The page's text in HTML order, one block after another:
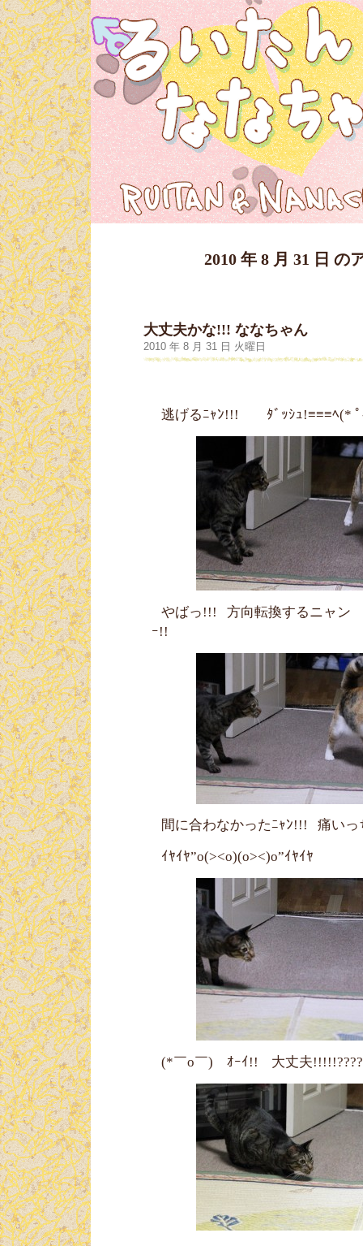
2010 年 8 月 31 日 の
大丈夫かな!!! ななちゃん
2010 年 8 月 31 日 火曜日
逃げるﾆｬﾝ!!! ﾀﾞｯｼｭ!≡≡≡ﾍ(* ﾟ
やばっ!!! 方向転換するニャ
ｰ!!
間に合わなかったﾆｬﾝ!!! 痛い
ｲﾔｲﾔ”o(><o)(o><)o”ｲﾔｲﾔ
(*￣o￣)ゝｵｰｲ!! 大丈夫